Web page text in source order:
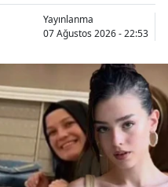
Yayınlanma
07 Ağustos 2026 - 22:53